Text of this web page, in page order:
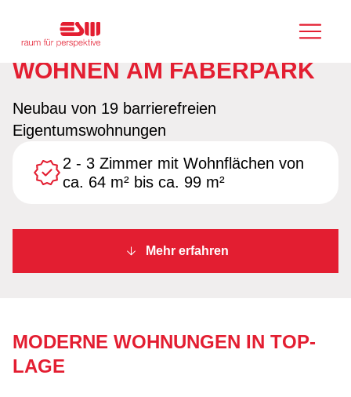
WOHNEN AM FABERPARK
Neubau von 19 barrierefreien
Eigentumswohnungen
2 - 3 Zimmer mit Wohnflächen von
ca. 64 m² bis ca. 99 m²
Mehr erfahren
MODERNE WOHNUNGEN IN TOP-
LAGE